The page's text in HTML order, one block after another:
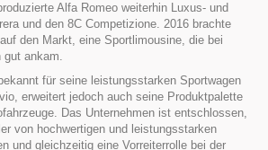
Alfa Romeo weiterhin Luxus- und
und den 8C Competizione. 2016 brachte
den Markt, eine Sportlimousine, die bei
gut ankam.
für seine leistungsstarken Sportwagen
erweitert jedoch auch seine Produktpalette
Das Unternehmen ist entschlossen,
von hochwertigen und leistungsstarken
und gleichzeitig eine Vorreiterrolle bei der